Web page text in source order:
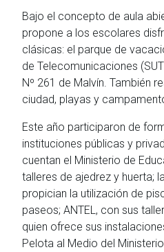
Bajo el concepto de aula
propone a los escolares
clásicas: el parque de
de Telecomunicaciones
Nº 261 de Malvín. También
ciudad, playas y
Este año participaron de
instituciones públicas y
cuentan el Ministerio de
talleres de ajedrez y huerta;
propician la utilización de
paseos; ANTEL, con sus
quien ofrece sus
Pelota al Medio del